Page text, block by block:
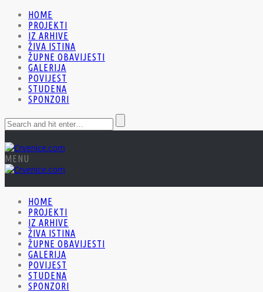
HOME
PROJEKTI
IZ ARHIVE
ŽIVA ISTINA
ŽUPNE OBAVIJESTI
GALERIJA
POVIJEST
STUDENA
SPONZORI
MENU
HOME
PROJEKTI
IZ ARHIVE
ŽIVA ISTINA
ŽUPNE OBAVIJESTI
GALERIJA
POVIJEST
STUDENA
SPONZORI